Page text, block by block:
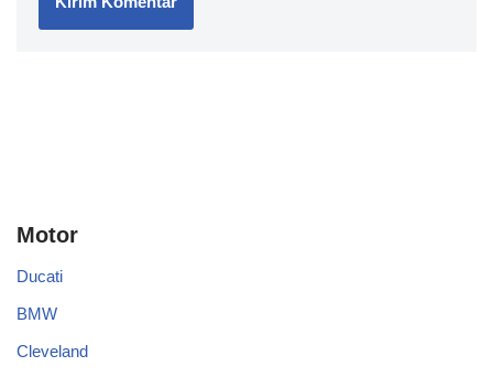
Motor
Ducati
BMW
Cleveland